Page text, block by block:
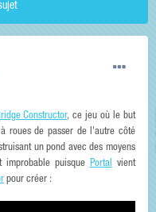
Constructor, ce jeu où le but
roues de passer de l'autre côté
un pond avec des moyens
puisque Portal vient
pour créer :